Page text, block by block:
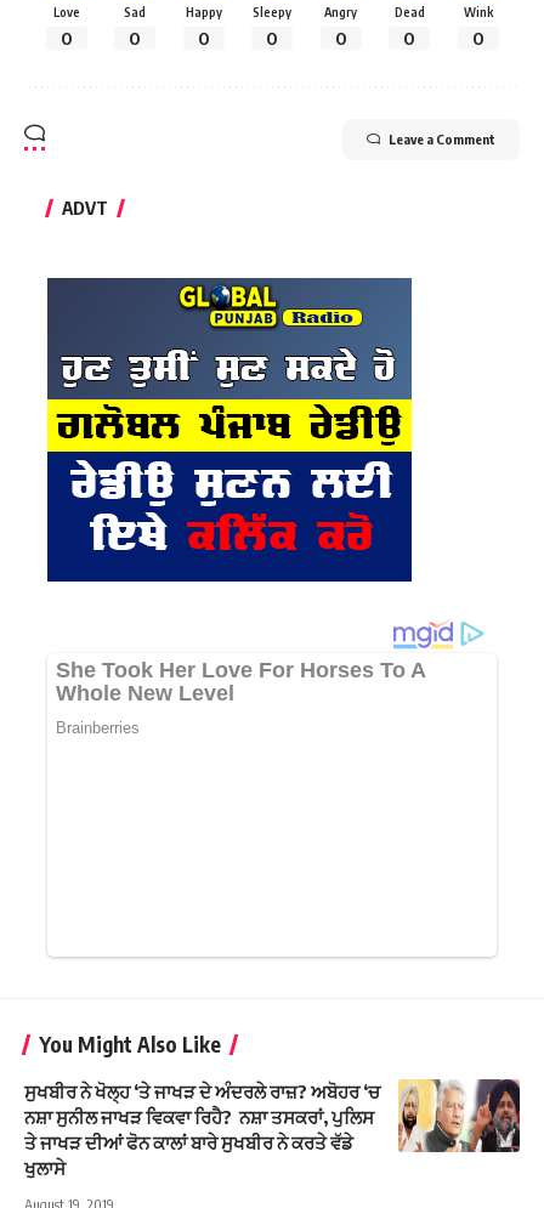
Love
0
Sad
0
Happy
0
Sleepy
0
Angry
0
Dead
0
Wink
0
Leave a Comment
ADVT
You Might Also Like
ਸੁਖਬੀਰ ਨੇ ਖੋਲ੍ਹ ‘ਤੇ ਜਾਖੜ ਦੇ ਅੰਦਰਲੇ ਰਾਜ਼? ਅਬੋਹਰ ‘ਚ
ਨਸ਼ਾ ਸੁਨੀਲ ਜਾਖੜ ਵਿਕਵਾ ਰਿਹੈ? ਨਸ਼ਾ ਤਸਕਰਾਂ, ਪੁਲਿਸ
ਤੇ ਜਾਖੜ ਦੀਆਂ ਫੋਨ ਕਾਲਾਂ ਬਾਰੇ ਸੁਖਬੀਰ ਨੇ ਕਰਤੇ ਵੱਡੇ
ਖੁਲਾਸੇ